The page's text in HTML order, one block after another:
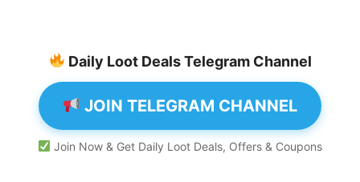
Daily Loot Deals Telegram Channel
JOIN TELEGRAM CHANNEL
Join Now & Get Daily Loot Deals, Offers & Coupons